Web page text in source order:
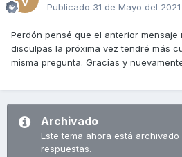
Publicado 31 de Mayo del 2021
Perdón pensé que el anterior mensaje
disculpas la próxima vez tendré más
misma pregunta. Gracias y
Archivado
Este tema ahora está
respuestas.